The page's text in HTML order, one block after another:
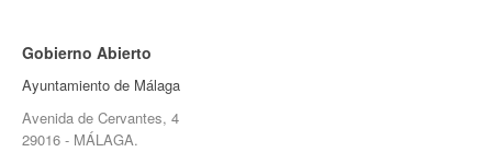
Gobierno Abierto
Ayuntamiento de Málaga
Avenida de Cervantes, 4
29016 - MÁLAGA.